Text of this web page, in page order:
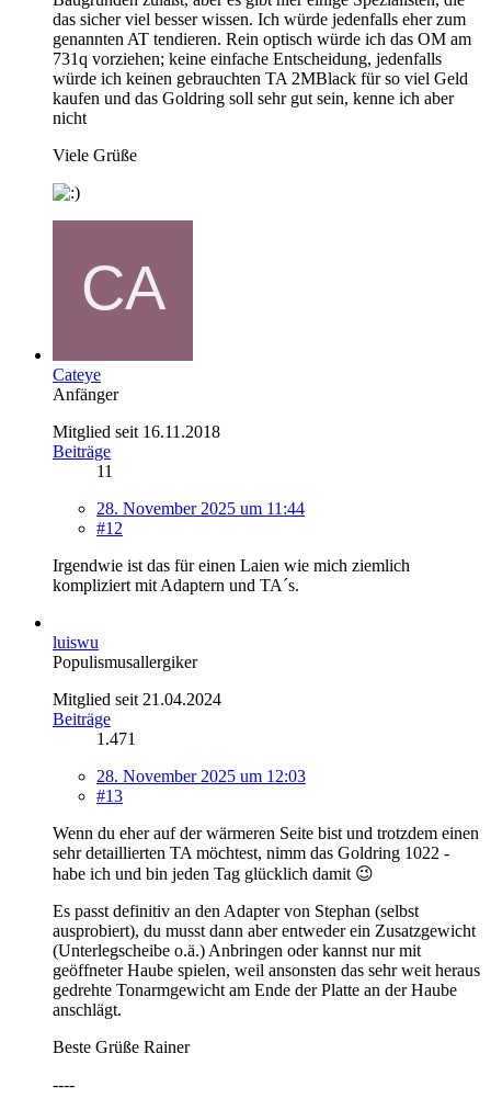
das sicher viel besser wissen. Ich würde jedenfalls eher zum
genannten AT tendieren. Rein optisch würde ich das OM am
731q vorziehen; keine einfache Entscheidung, jedenfalls
würde ich keinen gebrauchten TA 2MBlack für so viel Geld
kaufen und das Goldring soll sehr gut sein, kenne ich aber
nicht
Viele Grüße
Cateye
Anfänger
Mitglied seit 16.11.2018
Beiträge
11
28. November 2025 um 11:44
#12
Irgendwie ist das für einen Laien wie mich ziemlich
kompliziert mit Adaptern und TA´s.
luiswu
Populismusallergiker
Mitglied seit 21.04.2024
Beiträge
1.471
28. November 2025 um 12:03
#13
Wenn du eher auf der wärmeren Seite bist und trotzdem einen
sehr detaillierten TA möchtest, nimm das Goldring 1022 -
habe ich und bin jeden Tag glücklich damit 😉
Es passt definitiv an den Adapter von Stephan (selbst
ausprobiert), du musst dann aber entweder ein Zusatzgewicht
(Unterlegscheibe o.ä.) Anbringen oder kannst nur mit
geöffneter Haube spielen, weil ansonsten das sehr weit heraus
gedrehte Tonarmgewicht am Ende der Platte an der Haube
anschlägt.
Beste Grüße Rainer
----